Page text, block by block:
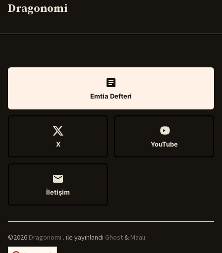
Dragonomi
Emtia Defteri
X YouTube
İletişim
©2026Dragonomi .ile yayınlandı Ghost&Maali.